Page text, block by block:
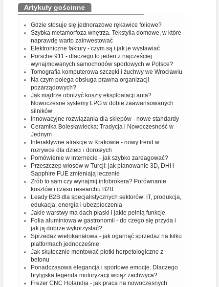
Artykuły gościnne
Gdzie stosuje się jednorazowe rękawice foliowe?
Szybka metamorfoza wnętrza. Tekstylia domowe, w które
naprawdę warto zainwestować
Elektroniczne faktury - czym są i jak je wystawiać
Porsche 911 - dlaczego to jeden z najcześciej
wynajmowanych samochodów sportowych w Polsce?
Tomografia komputerowa szczęki i żuchwy we Wrocławiu
Na czym polega obsługa prawna organizacji
pozarządowych?
Jak mądrze obniżyć koszty eksploatacji auta?
Nowoczesne systemy LPG w dobie zaawansowanych
silników
Innowacyjne rozwiązania dla sklepów - nowe standardy
Ceramika Bolesławiecka: Tradycja i Nowoczesność w
Jednym
Interaktywne atrakcje w Krakowie - nowy trend w
rozrywce dla dzieci i dorosłych
Pomówienie w internecie - jak szybko zareagować?
Przeszczep włosów w Turcji: jak planowanie 3D, DHI i
Sapphire FUE zmieniają leczenie
Zrób to sam czy wynajmij infobrokera? Porównanie
kosztów i czasu researchu B2B
Leady B2B dla specjalistycznych sektorów: IT, produkcja,
edukacja, energia i ubezpieczenia
Jakie warstwy ma dach płaski i jakie pełnią funkcje
Folia aluminiowa w gastronomii - do czego się przyda i
jak ją dobrze wykorzystać?
Sprzedaż wielokanałowa - jak ogarnąć sprzedaż na kilku
platformach jednocześnie
Jak skutecznie montować płotki herpetologiczne z
betonu
Ponadczasowa elegancja i sportowe emocje. Dlaczego
brytyjska legenda motoryzacji wciąż zachwyca?
Frezer CNC Holandia - jak praca na nowoczesnych